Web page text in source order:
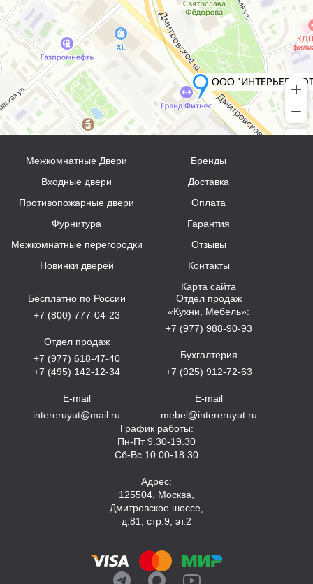
Межкомнатные Двери
Входные двери
Противопожарные двери
Фурнитура
Межкомнатные перегородки
Новинки дверей
Бренды
Доставка
Оплата
Гарантия
Отзывы
Контакты
Карта сайта
Бесплатно по России
+7 (800) 777-04-23
Отдел продаж
+7 (977) 618-47-40
+7 (495) 142-12-34
E-mail
intereruyut@mail.ru
Отдел продаж
«Кухни, Мебель»:
+7 (977) 988-90-93
Бухгалтерия
+7 (925) 912-72-63
E-mail
mebel@intereruyut.ru
График работы:
Пн-Пт 9.30-19.30
Сб-Вс 10.00-18.30
Адрес:
125504, Москва,
Дмитровское шоссе,
д.81, стр.9, эт.2